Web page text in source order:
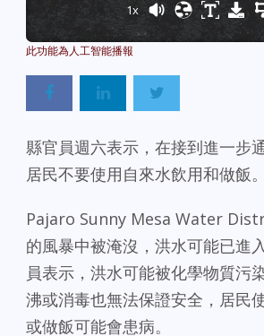
1x
縣官員週六表示，在接到進一步
居民不要使用自來水飲用和做飯。
Pajaro Sunny Mesa Water
的風暴中被淹沒，洪水可能已進
員表示，洪水可能被化學物質污
沸或消毒也無法保證安全，居民
或做飯可能會患病。